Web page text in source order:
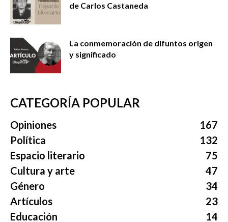
de Carlos Castaneda
La conmemoración de difuntos origen
y significado
CATEGORÍA POPULAR
Opiniones
167
Política
132
Espacio literario
75
Cultura y arte
47
Género
34
Artículos
23
Educación
14